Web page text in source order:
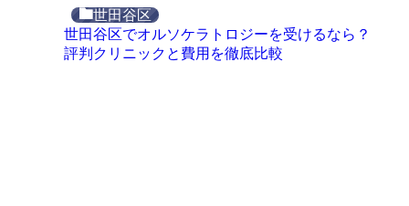
世田谷区
世田谷区でオルソケラトロジーを受けるなら？
評判クリニックと費用を徹底比較